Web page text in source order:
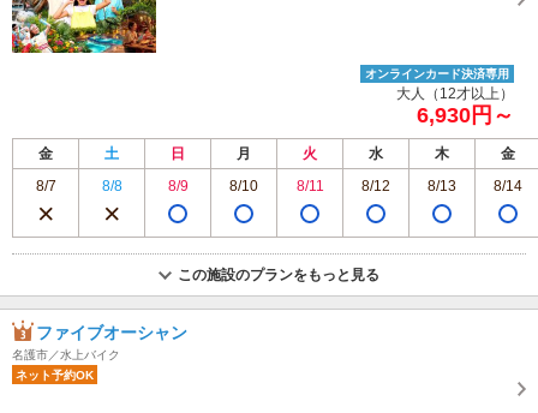
オンラインカード決済専用
大人（12才以上）
6,930円～
金 土 日 月 火 水 木
金
8/7
8/8 8/9 8/10 8/11 8/12 8/13 8/14
この施設のプランをもっと見る
ファイブオーシャン
名護市／水上バイク
ネット予約OK